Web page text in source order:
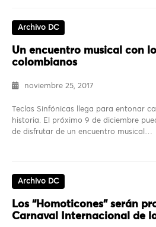
Archivo DC
Un encuentro musical con
colombianos
noviembre 25, 2017
Teclas Sinfónicas llega para entonar
historia. El próximo 9 de diciembre
de disfrutar de un encuentro musical…
Archivo DC
Los “Homoticones” serán
Carnaval Internacional de